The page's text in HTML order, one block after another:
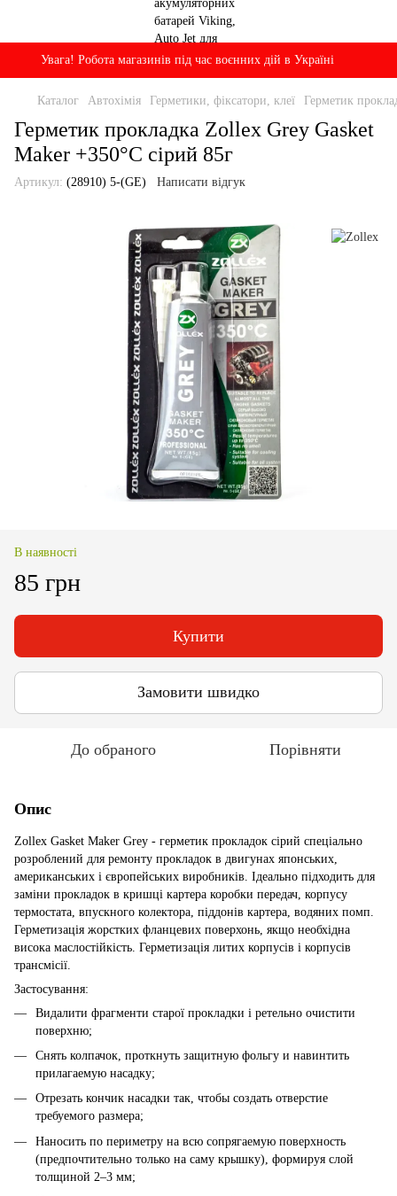
Увага! Робота магазинів під час воєнних дій в Україні
Каталог Автохімія Герметики, фіксатори, клеї Герметик
Герметик прокладка Zollex Grey Gasket
Maker +350°C сірий 85г
Артикул: (28910) 5-(GE) Написати відгук
В наявності
85 грн
Купити
Замовити швидко
До обраного Порівняти
Опис
Zollex Gasket Maker Grey - герметик прокладок сірий спеціально
розроблений для ремонту прокладок в двигунах японських,
американських і європейських виробників. Ідеально підходить для
заміни прокладок в кришці картера коробки передач, корпусу
термостата, впускного колектора, піддонів картера, водяних помп.
Герметизація жорстких фланцевих поверхонь, якщо необхідна
висока маслостійкість. Герметизація литих корпусів і корпусів
трансмісії.
Застосування:
Видалити фрагменти старої прокладки і ретельно очистити
поверхню;
Снять колпачок, проткнуть защитную фольгу и навинтить
прилагаемую насадку;
Отрезать кончик насадки так, чтобы создать отверстие
требуемого размера;
Наносить по периметру на всю сопрягаемую поверхность
(предпочтительно только на саму крышку), формируя слой
толщиной 2–3 мм;